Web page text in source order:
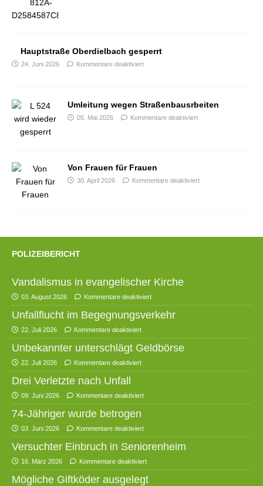
Hauptstraße Oberdielbach gesperrt
24. Juni 2026 Kommentare deaktiviert
Umleitung wegen Straßenbausrbeiten
05. Mai 2026 Kommentare deaktiviert
Von Frauen für Frauen
30. April 2026 Kommentare deaktiviert
POLIZEIBERICHT
Vandalismus in evangelischer Kirche
03. August 2026 Kommentare deaktiviert
Unfallflucht im Begegnungsverkehr
22. Juli 2026 Kommentare deaktiviert
Unbekannter unterschlägt Geldbörse
22. Juli 2026 Kommentare deaktiviert
Drei Verletzte nach Unfall
09. Juni 2026 Kommentare deaktiviert
74-Jähriger wurde betrogen
03. Juni 2026 Kommentare deaktiviert
Versuchter Einbruch in Seniorenheim
16. März 2026 Kommentare deaktiviert
Mögliche Giftköder ausgelegt